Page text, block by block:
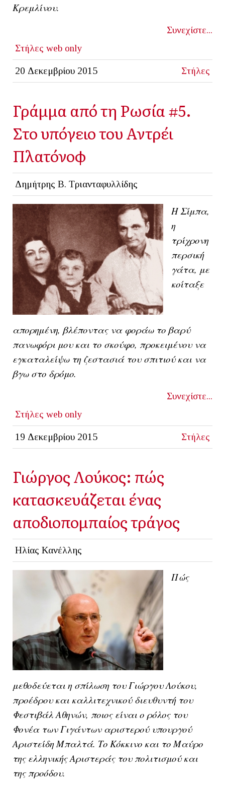
Κρεμλίνου.
Συνεχίστε...
Στήλες web only
20 Δεκεμβρίου 2015 Στήλες
Γράμμα από τη Ρωσία #5.
Στο υπόγειο του Αντρέι
Πλατόνοφ
Δημήτρης Β. Τριανταφυλλίδης
Η Σίμπα,
η
τρίχρονη
περσική
γάτα, με
κοίταξε
απορημένη, βλέποντας να φοράω το βαρύ
πανωφόρι μου και το σκούφο, προκειμένου να
εγκαταλείψω τη ζεστασιά του σπιτιού και να
βγω στο δρόμο.
Συνεχίστε...
Στήλες web only
19 Δεκεμβρίου 2015 Στήλες
Γιώργος Λούκος: πώς
κατασκευάζεται ένας
αποδιοπομπαίος τράγος
Ηλίας Κανέλλης
Πώς
μεθοδεύεται η σπίλωση του Γιώργου Λούκου,
προέδρου και καλλιτεχνικού διευθυντή του
Φεστιβάλ Αθηνών, ποιος είναι ο ρόλος του
Φονέα των Γιγάντων αριστερού υπουργού
Αριστείδη Μπαλτά. Το Κόκκινο και το Μαύρο
της ελληνικής Αριστεράς του πολιτισμού και
της προόδου.